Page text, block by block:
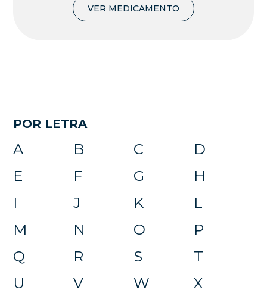
VER MEDICAMENTO
POR LETRA
A B C
D
E
F G
H
I
J K
L
M
N O
P
Q
R S
T
U
V W
X